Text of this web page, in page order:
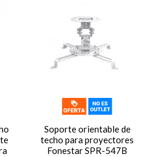
Soporte orientable de
techo para proyectores
Fonestar SPR-547B